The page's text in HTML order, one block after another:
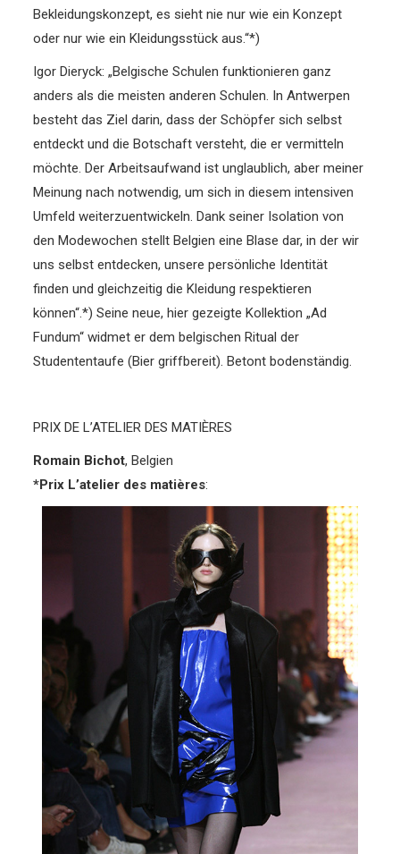
Bekleidungskonzept, es sieht nie nur wie ein Konzept
oder nur wie ein Kleidungsstück aus.“*)
Igor Dieryck: „Belgische Schulen funktionieren ganz
anders als die meisten anderen Schulen. In Antwerpen
besteht das Ziel darin, dass der Schöpfer sich selbst
entdeckt und die Botschaft versteht, die er vermitteln
möchte. Der Arbeitsaufwand ist unglaublich, aber meiner
Meinung nach notwendig, um sich in diesem intensiven
Umfeld weiterzuentwickeln. Dank seiner Isolation von
den Modewochen stellt Belgien eine Blase dar, in der wir
uns selbst entdecken, unsere persönliche Identität
finden und gleichzeitig die Kleidung respektieren
können“.*) Seine neue, hier gezeigte Kollektion „Ad
Fundum“ widmet er dem belgischen Ritual der
Studententaufe (Bier griffbereit). Betont bodenständig.
PRIX DE L’ATELIER DES MATIÈRES
Romain Bichot, Belgien
*Prix L’atelier des matières: